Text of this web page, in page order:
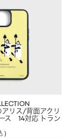
アリス/背面アクリ
ス 14対応 トラン